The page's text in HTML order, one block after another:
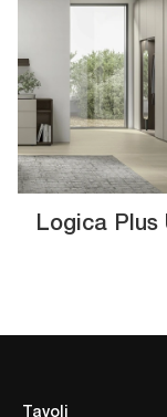
Logica Plus
Tavoli